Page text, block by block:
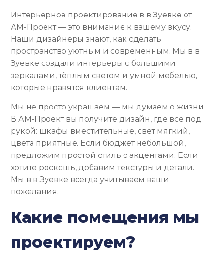
Интерьерное проектирование в в Зуевке от
АМ-Проект — это внимание к вашему вкусу.
Наши дизайнеры знают, как сделать
пространство уютным и современным. Мы в в
Зуевке создали интерьеры с большими
зеркалами, тёплым светом и умной мебелью,
которые нравятся клиентам.
Мы не просто украшаем — мы думаем о жизни.
В АМ-Проект вы получите дизайн, где всё под
рукой: шкафы вместительные, свет мягкий,
цвета приятные. Если бюджет небольшой,
предложим простой стиль с акцентами. Если
хотите роскошь, добавим текстуры и детали.
Мы в в Зуевке всегда учитываем ваши
пожелания.
Какие помещения мы
проектируем?